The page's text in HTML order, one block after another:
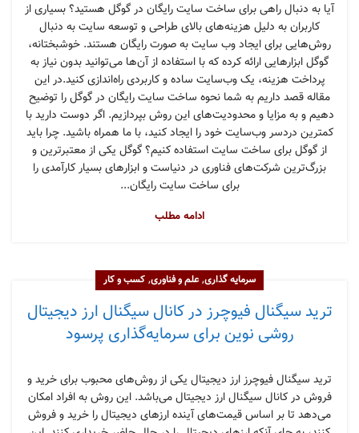
آیا به دنبال راهی برای ساخت سایت رایگان در گوگل هستید؟ بسیاری از
کاربران به دلیل هزینه‌های بالای طراحی و توسعه سایت به دنبال
روش‌هایی برای ایجاد وب‌ سایت به صورت رایگان هستند. خوشبختانه،
گوگل ابزارهایی ارائه کرده که با استفاده از آن‌ها می‌توانید بدون نیاز به
پرداخت هزینه، یک وب‌سایت ساده و کاربردی راه‌اندازی کنید.در این
مقاله قصد داریم به شما نحوه ساخت سایت رایگان در گوگل را توضیح
دهیم و به مزایا و محدودیت‌های این روش بپردازیم. اگر دوست دارید با
کمترین دردسر وب‌سایت خود را ایجاد کنید، با ما همراه باشید. چرا باید
از گوگل برای ساخت سایت استفاده کنیم؟ گوگل یکی از معتبرترین و
بزرگ‌ترین شرکت‌های فناوری در دنیاست و ابزارهای بسیار کارآمدی را
برای ساخت سایت رایگان...
ادامه مطلب
سرمایه گذاری,علم و فناوری, کسب و کار
ترید سیگنال فیوچرز در کانال سیگنال ارز دیجیتال
روشی نوین برای سرمایه‌گذاری پرسود
ترید سیگنال فیوچرز ارز دیجیتال یکی از روش‌های محبوب برای خرید و
فروش در کانال سیگنال ارز دیجیتال می‌باشد. این روش به افراد امکان
می‌دهد تا بر اساس قیمت‌های آینده ارزهای دیجیتال را خرید و فروش